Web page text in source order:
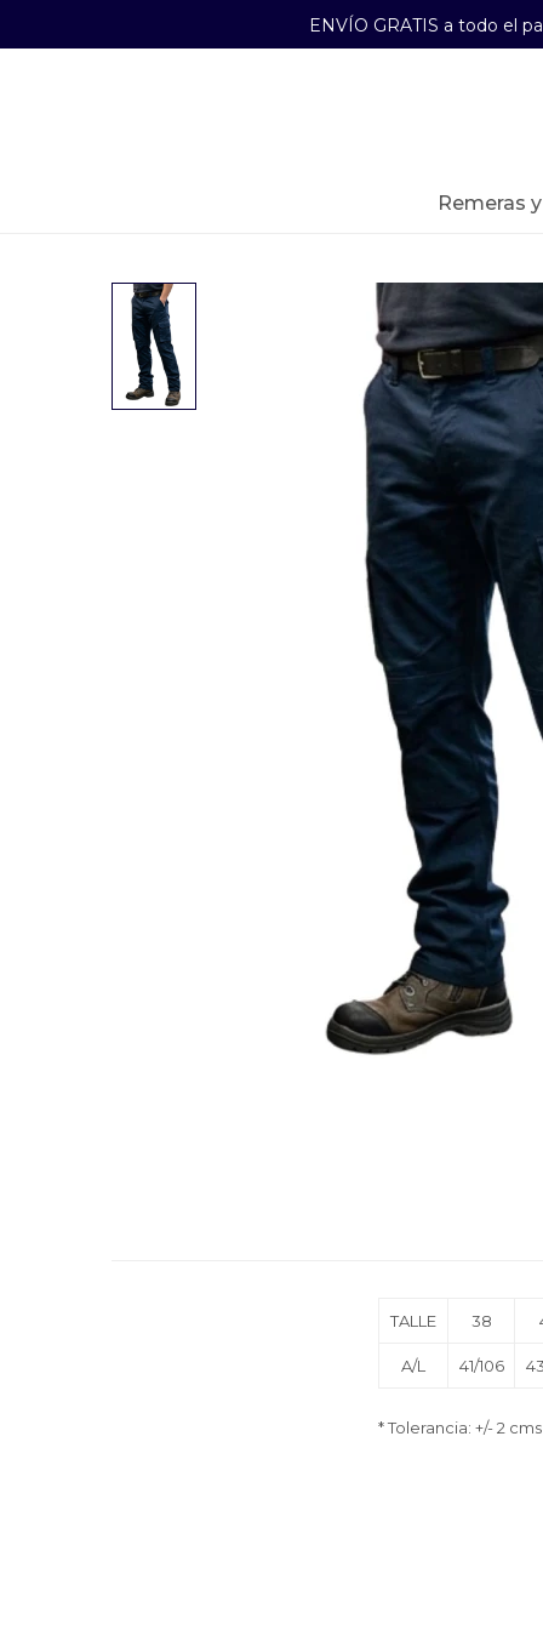
ENVÍO GRATIS a todo el
remeras
TALLE 38
A/L 41/106
* Tolerancia: +/- 2